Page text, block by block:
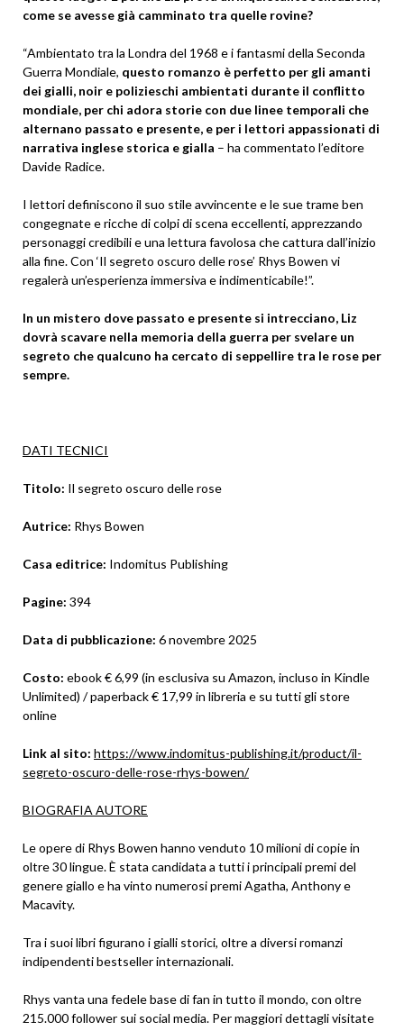
come se avesse già camminato tra quelle rovine?
“Ambientato tra la Londra del 1968 e i fantasmi della Seconda
Guerra Mondiale, questo romanzo è perfetto per gli amanti
dei gialli, noir e polizieschi ambientati durante il conflitto
mondiale, per chi adora storie con due linee temporali che
alternano passato e presente, e per i lettori appassionati di
narrativa inglese storica e gialla – ha commentato l’editore
Davide Radice.
I lettori definiscono il suo stile avvincente e le sue trame ben
congegnate e ricche di colpi di scena eccellenti, apprezzando
personaggi credibili e una lettura favolosa che cattura dall’inizio
alla fine. Con ‘Il segreto oscuro delle rose’ Rhys Bowen vi
regalerà un’esperienza immersiva e indimenticabile!”.
In un mistero dove passato e presente si intrecciano, Liz
dovrà scavare nella memoria della guerra per svelare un
segreto che qualcuno ha cercato di seppellire tra le rose per
sempre.
DATI TECNICI
Titolo: Il segreto oscuro delle rose
Autrice: Rhys Bowen
Casa editrice: Indomitus Publishing
Pagine: 394
Data di pubblicazione: 6 novembre 2025
Costo: ebook € 6,99 (in esclusiva su Amazon, incluso in Kindle
Unlimited) / paperback € 17,99 in libreria e su tutti gli store
online
Link al sito: https://www.indomitus-publishing.it/product/il-
segreto-oscuro-delle-rose-rhys-bowen/
BIOGRAFIA AUTORE
Le opere di Rhys Bowen hanno venduto 10 milioni di copie in
oltre 30 lingue. È stata candidata a tutti i principali premi del
genere giallo e ha vinto numerosi premi Agatha, Anthony e
Macavity.
Tra i suoi libri figurano i gialli storici, oltre a diversi romanzi
indipendenti bestseller internazionali.
Rhys vanta una fedele base di fan in tutto il mondo, con oltre
215.000 follower sui social media. Per maggiori dettagli visitate